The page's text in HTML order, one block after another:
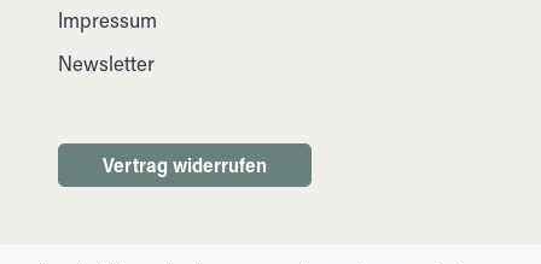
Impressum
Newsletter
Vertrag widerrufen